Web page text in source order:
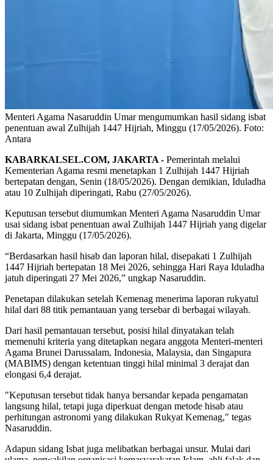
Menteri Agama Nasaruddin Umar mengumumkan hasil sidang isbat
penentuan awal Zulhijah 1447 Hijriah, Minggu (17/05/2026). Foto:
Antara
KABARKALSEL.COM, JAKARTA - Pemerintah melalui
Kementerian Agama resmi menetapkan 1 Zulhijah 1447 Hijriah
bertepatan dengan, Senin (18/05/2026). Dengan demikian, Iduladha
atau 10 Zulhijah diperingati, Rabu (27/05/2026).
Keputusan tersebut diumumkan Menteri Agama Nasaruddin Umar
usai sidang isbat penentuan awal Zulhijah 1447 Hijriah yang digelar
di Jakarta, Minggu (17/05/2026).
“Berdasarkan hasil hisab dan laporan hilal, disepakati 1 Zulhijah
1447 Hijriah bertepatan 18 Mei 2026, sehingga Hari Raya Iduladha
jatuh diperingati 27 Mei 2026,” ungkap Nasaruddin.
Penetapan dilakukan setelah Kemenag menerima laporan rukyatul
hilal dari 88 titik pemantauan yang tersebar di berbagai wilayah.
Dari hasil pemantauan tersebut, posisi hilal dinyatakan telah
memenuhi kriteria yang ditetapkan negara anggota Menteri-menteri
Agama Brunei Darussalam, Indonesia, Malaysia, dan Singapura
(MABIMS) dengan ketentuan tinggi hilal minimal 3 derajat dan
elongasi 6,4 derajat.
"Keputusan tersebut tidak hanya bersandar kepada pengamatan
langsung hilal, tetapi juga diperkuat dengan metode hisab atau
perhitungan astronomi yang dilakukan Rukyat Kemenag," tegas
Nasaruddin.
Adapun sidang Isbat juga melibatkan berbagai unsur. Mulai dari